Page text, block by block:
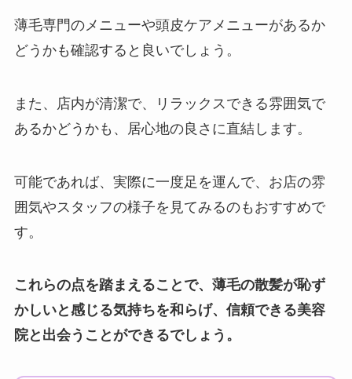
薄毛専門のメニューや頭皮ケアメニューがあるか
どうかも確認すると良いでしょう。
また、店内が清潔で、リラックスできる雰囲気で
あるかどうかも、居心地の良さに直結します。
可能であれば、実際に一度足を運んで、お店の雰
囲気やスタッフの様子を見てみるのもおすすめで
す。
これらの点を踏まえることで、薄毛の散髪が恥ず
かしいと感じる気持ちを和らげ、信頼できる美容
院と出会うことができるでしょう。